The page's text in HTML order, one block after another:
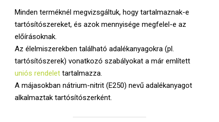
Minden terméknél megvizsgáltuk, hogy tartalmaznak-e
tartósítószereket, és azok mennyisége megfelel-e az
előírásoknak.
Az élelmiszerekben található adalékanyagokra (pl.
tartósítószerek) vonatkozó szabályokat a már említett
uniós rendelet tartalmazza.
A májasokban nátrium-nitrit (E250) nevű adalékanyagot
alkalmaztak tartósítószerként.